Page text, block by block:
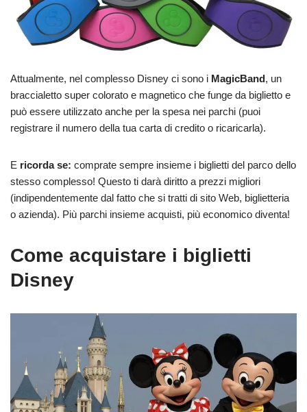
Attualmente, nel complesso Disney ci sono i MagicBand, un
braccialetto super colorato e magnetico che funge da biglietto e
può essere utilizzato anche per la spesa nei parchi (puoi
registrare il numero della tua carta di credito o ricaricarla).
E ricorda se: comprate sempre insieme i biglietti del parco dello
stesso complesso! Questo ti darà diritto a prezzi migliori
(indipendentemente dal fatto che si tratti di sito Web, biglietteria
o azienda). Più parchi insieme acquisti, più economico diventa!
Come acquistare i biglietti
Disney